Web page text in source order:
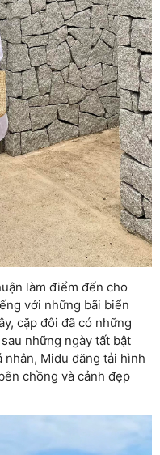
làm điểm đến cho
với những bãi biển
cặp đôi đã có những
những ngày tất bật
Midu đăng tải hình
chồng và cảnh đẹp